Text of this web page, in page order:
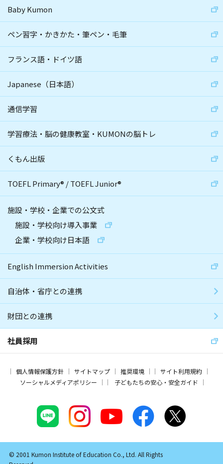
Baby Kumon
ペン習字・かきかた・筆ペン・毛筆
フランス語・ドイツ語
Japanese（日本語）
通信学習
学習療法・脳の健康教室・KUMONの脳トレ
くもん出版
TOEFL Primary® /TOEFL Junior®
施設・学校・企業での公文式
施設・学校向け導入事業
企業・学校向け日本語
English Immersion Activities
自治体・省庁との連携
財団との連携
社員採用
個人情報保護方針 サイトマップ 推奨環境
サイト利用規約
ソーシャルメディアポリシー
子どもたちの安心・安全ガイド
© 2001 Kumon Institute of Education Co., Ltd. All Rights